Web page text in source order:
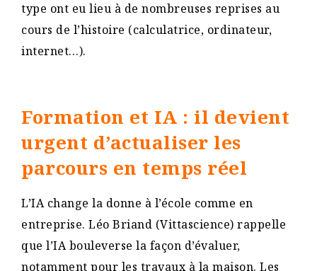
type ont eu lieu à de nombreuses reprises au
cours de l’histoire (calculatrice, ordinateur,
internet…).
Formation et IA : il devient
urgent d’actualiser les
parcours en temps réel
L’IA change la donne à l’école comme en
entreprise. Léo Briand (Vittascience) rappelle
que l’IA bouleverse la façon d’évaluer,
notamment pour les travaux à la maison. Les